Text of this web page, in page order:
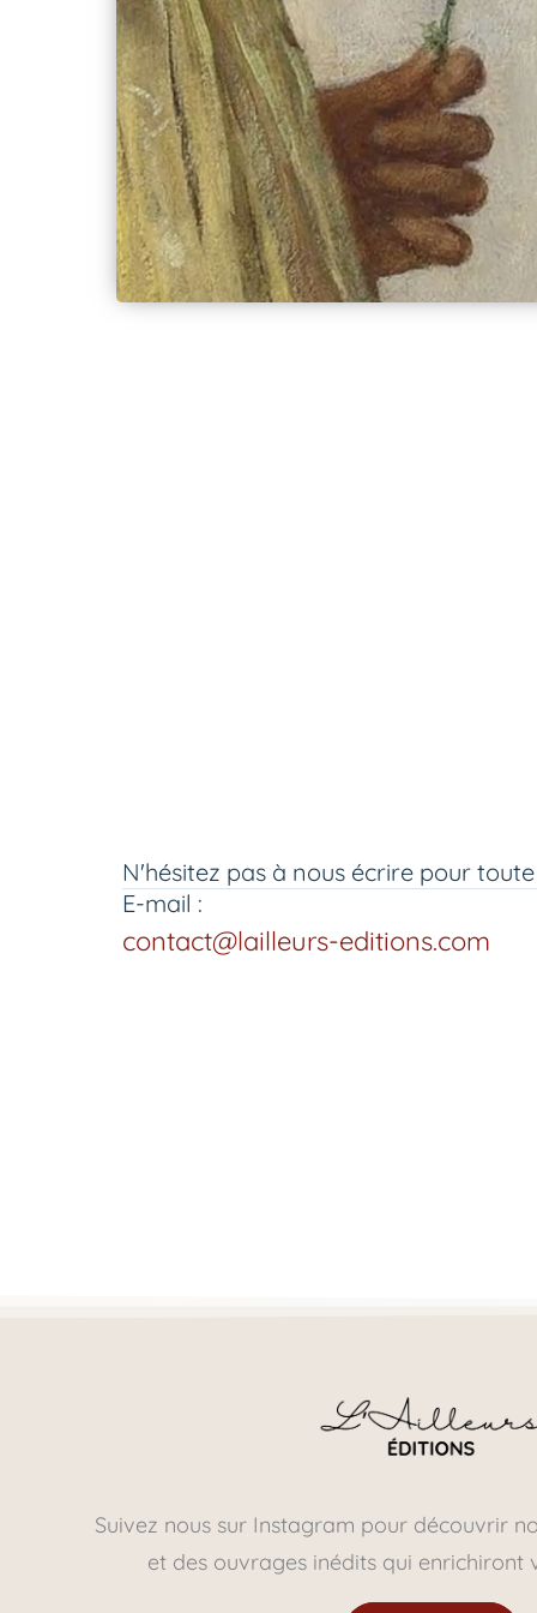
N'hésitez pas à nous écrire pour
E-mail :
contact@lailleurs-editions.com
Suivez nous sur Instagram pour découvrir
et des ouvrages inédits qui enrichiront